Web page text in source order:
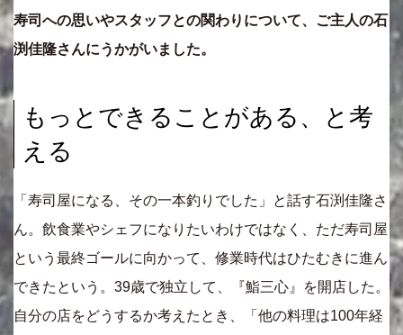
寿司への思いやスタッフとの関わりについて、ご主人の石
渕佳隆さんにうかがいました。
もっとできることがある、と考
える
「寿司屋になる、その一本釣りでした」と話す石渕佳隆さ
ん。飲食業やシェフになりたいわけではなく、ただ寿司屋
という最終ゴールに向かって、修業時代はひたむきに進ん
できたという。39歳で独立して、『鮨三心』を開店した。
自分の店をどうするか考えたとき、「他の料理は100年経